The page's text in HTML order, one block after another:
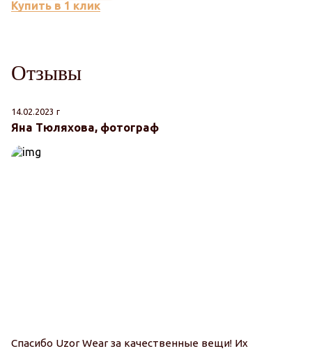
Купить в 1 клик
Отзывы
14.02.2023 г
Яна Тюляхова, фотограф
Спасибо Uzor Wear за качественные вещи! Их